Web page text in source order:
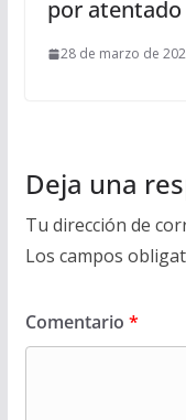
por atentado
28 de marzo de
Deja una
Tu dirección de
Los campos
Comentario *